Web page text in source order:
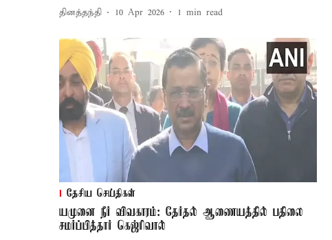
தினத்தந்தி 10 Apr 2026 1 min read
தேசிய செய்திகள்
யமுனை நீர் விவகாரம்: தேர்தல் ஆணையத்தில் பதிலை
சமர்ப்பித்தார் கெஜ்ரிவால்